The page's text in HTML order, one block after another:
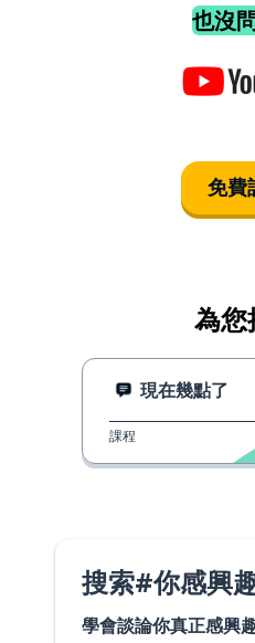
也沒
免費
為您
現在幾點了
課程
搜索#你感興
學會談論你真正感興